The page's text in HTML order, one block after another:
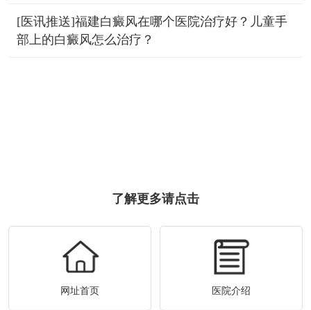
[医讯推送]福建白癜风在哪个医院治疗好？儿童手
部上的白癜风怎么治疗？
了解更多请点击
网址首页 医院介绍